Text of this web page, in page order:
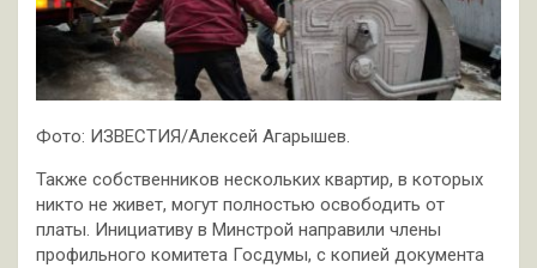
Фото: ИЗВЕСТИЯ/Алексей Агарышев.
Также собственников нескольких квартир, в которых
никто не живет, могут полностью освободить от
платы. Инициативу в Минстрой направили члены
профильного комитета Госдумы, с копией документа